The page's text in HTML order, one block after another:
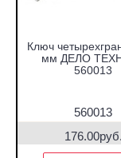
Ключ
мм ДЕЛО
560013
560013
176.00руб.